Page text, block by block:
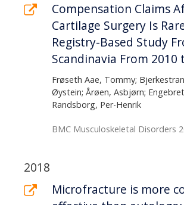
Compensation Claims
Cartilage Surgery Is
Registry-Based Study
Scandinavia From 2010
Frøseth Aae, Tommy;
Øystein; Årøen, Asbjørn;
Randsborg, Per-Henrik
BMC Musculoskeletal Disorders
2018
Microfracture is more